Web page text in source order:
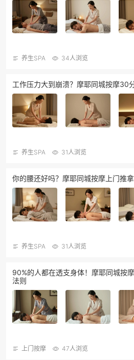
养生SPA 34人浏览
工作压力大到崩溃？摩耶同城按摩30
养生SPA 31人浏览
你的腰还好吗？摩耶同城按摩上门推
养生SPA 31人浏览
90%的人都在透支身体！摩耶同城按
法则
上门按摩 47人浏览